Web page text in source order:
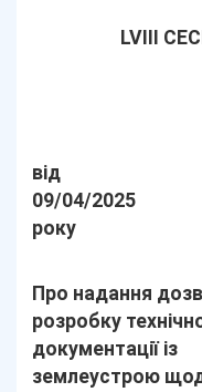
LVІІІ
від
09/04/2025
року
Про надання
розробку
документації із
землеустрою